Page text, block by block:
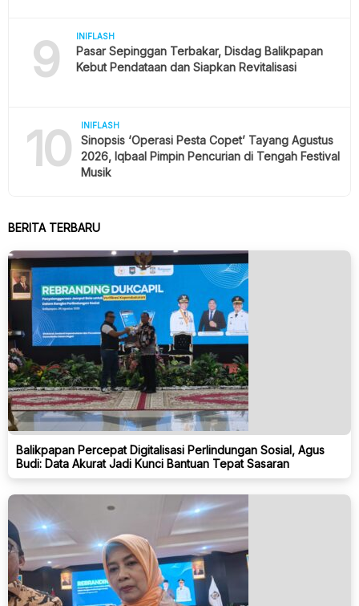
9 INIFLASH
Pasar Sepinggan Terbakar, Disdag Balikpapan
Kebut Pendataan dan Siapkan Revitalisasi
10 INIFLASH
Sinopsis ‘Operasi Pesta Copet’ Tayang Agustus
2026, Iqbaal Pimpin Pencurian di Tengah Festival
Musik
BERITA TERBARU
Balikpapan Percepat Digitalisasi Perlindungan Sosial, Agus
Budi: Data Akurat Jadi Kunci Bantuan Tepat Sasaran